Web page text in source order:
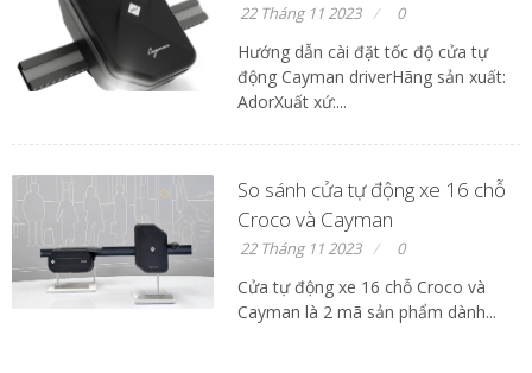
22 Tháng 11 2023 0
Hướng dẫn cài đặt tốc độ cửa tự
động Cayman driverHãng sản xuất:
AdorXuất xứ:...
So sánh cửa tự động xe 16 chỗ
Croco và Cayman
22 Tháng 11 2023 0
Cửa tự động xe 16 chỗ Croco và
Cayman là 2 mã sản phẩm dành...